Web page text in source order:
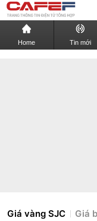
Home Tin mới
Giá vàng SJC Giá